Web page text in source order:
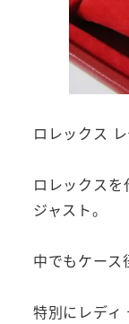
ロレックス
ロレックス
ジャスト。
中でもケース
特別にレディ